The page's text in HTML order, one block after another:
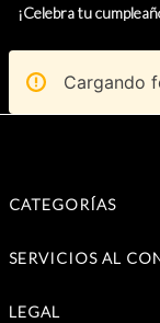
¡Celebra tu
Cargando
CATEGORÍAS
SERVICIOS AL
LEGAL